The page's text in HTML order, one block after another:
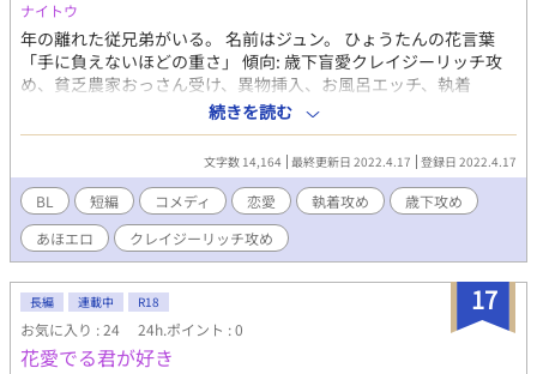
めらい、代わりに制服の第二ボタンをアカルにプレゼントする。
卒業式の後、アカルがアジさんに最後のキスを求め、二人の想い
が交錯する。そして、アジさんが東京へ旅立つ日、アカルは彼を
見送り、彼らの手は握り締められたまま、新たな旅立ちへと向か
う。終わりなき旅路の中で、彼らの想いは確かな絆となり、ハナ
ミズキの花言葉「私の愛を受け止めて」の意味が重なる。 更新報
告用のX（Twitter）をフォローすると作品更新に早く気づけて便
利です X（旧Twitter）： https://twitter.com/piedough_bl 制作
秘話ブログ： https://piedough.fanbox.cc/ メッセージもらえる
と泣いて喜びます：https://marshmallow-
qa.com/8wk9xo87onpix02?
t=dlOeZc&utm_medium=url_text&utm_source=promotion
ナイトウ
年の離れた従兄弟がいる。 名前はジュン。 ひょうたんの花言葉
「手に負えないほどの重さ」 傾向: 歳下盲愛クレイジーリッチ攻
め、貧乏農家おっさん受け、異物挿入、お風呂エッチ、執着
————- ああいああこさんとたちゅ。さんの『花言葉企画花物
語』参加作です。 企画が気になる方はツイッターのハッシュタグ
#花言葉企画花物語 からどうぞ！
続きを読む
文字数 14,164 最終更新日 2022.4.17 登録日 2022.4.17
BL 短編 コメディ 恋愛 執着攻め
歳下攻め
あほエロ
クレイジーリッチ攻め
17
長編 連載中 R18
お気に入り : 24 24h.ポイント : 0
花愛でる君が好き